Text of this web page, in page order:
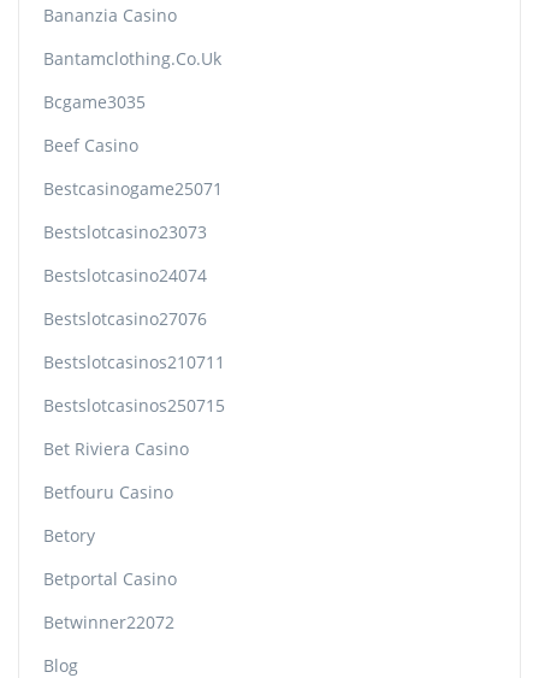
Bananzia Casino
Bantamclothing.co.uk
Bcgame3035
Beef Casino
Bestcasinogame25071
Bestslotcasino23073
Bestslotcasino24074
Bestslotcasino27076
Bestslotcasinos210711
Bestslotcasinos250715
Bet Riviera Casino
Betfouru Casino
Betory
Betportal Casino
Betwinner22072
Blog